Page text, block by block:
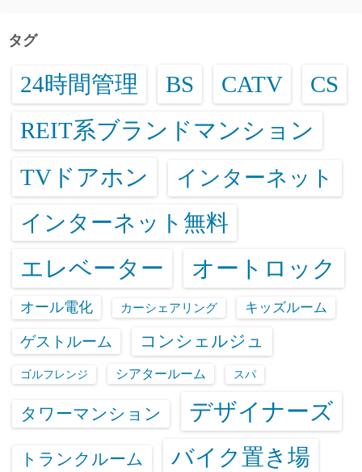
タグ
24時間管理 BS CATV CS
REIT系ブランドマンション
TVドアホン インターネット
インターネット無料
エレベーター オートロック
オール電化 カーシェアリング キッズルーム
ゲストルーム コンシェルジュ
ゴルフレンジ シアタールーム スパ
タワーマンション デザイナーズ
トランクルーム バイク置き場